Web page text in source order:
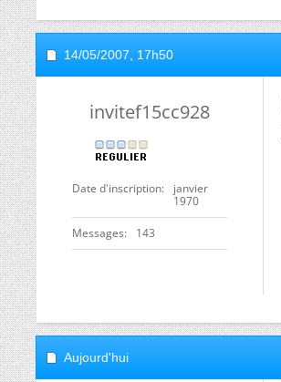
14/05/2007, 17h50
invitef15cc928
Date d'inscription
janvier
1970
Messages 143
Aujourd'hui